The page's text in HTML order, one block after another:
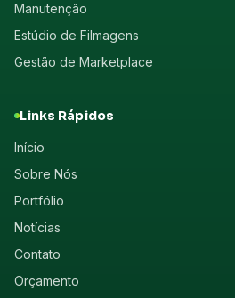
Manutenção
Estúdio de Filmagens
Gestão de Marketplace
Links Rápidos
Início
Sobre Nós
Portfólio
Notícias
Contato
Orçamento